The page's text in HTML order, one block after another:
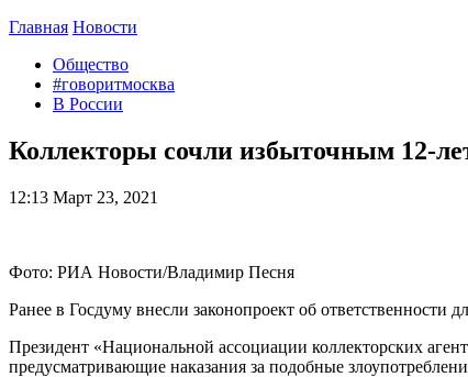
Главная Новости
Общество
#говоритмосква
В России
Коллекторы сочли избыточным 12-
12:13 Март 23, 2021
Фото: РИА Новости/Владимир Песня
Ранее в Госдуму внесли законопроект об ответственности
Президент «Национальной ассоциации коллекторских
предусматривающие наказания за подобные